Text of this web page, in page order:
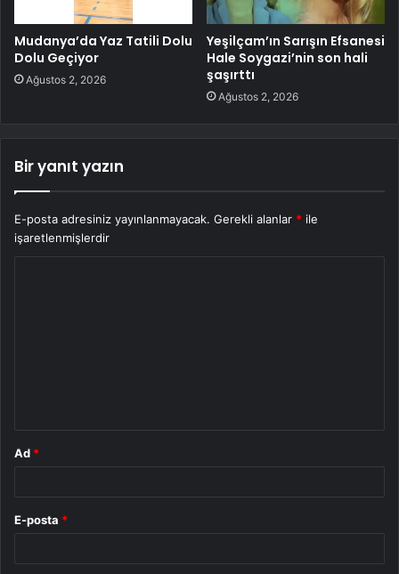
Mudanya’da Yaz Tatili Dolu
Dolu Geçiyor
Ağustos 2, 2026
Yeşilçam’ın Sarışın Efsanesi
Hale Soygazi’nin son hali
şaşırttı
Ağustos 2, 2026
Bir yanıt yazın
E-posta adresiniz yayınlanmayacak. Gerekli alanlar * ile
işaretlenmişlerdir
Ad *
E-posta *